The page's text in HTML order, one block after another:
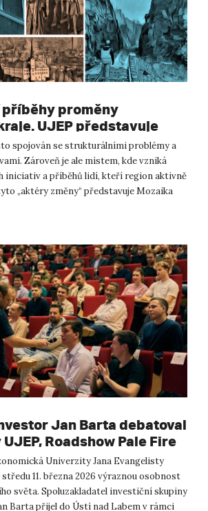
proměny
UJEP představuje
mění region k lepšímu
spojován se strukturálními problémy a
Zároveň je ale místem, kde vzniká
iniciativ a příběhů lidí, kteří region aktivně
„aktéry změny“ představuje Mozaika
Jan Barta debatoval
Roadshow Pale Fire
do Ústí inspiraci ze
Univerzity Jana Evangelisty
11. března 2026 výraznou osobnost
světa. Spoluzakladatel investiční skupiny
Barta přijel do Ústí nad Labem v rámci